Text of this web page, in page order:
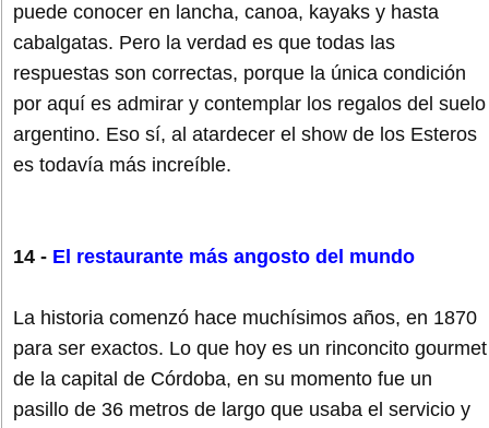
puede conocer en lancha, canoa, kayaks y hasta
cabalgatas. Pero la verdad es que todas las
respuestas son correctas, porque la única condición
por aquí es admirar y contemplar los regalos del suelo
argentino. Eso sí, al atardecer el show de los Esteros
es todavía más increíble.
14 - El restaurante más angosto del mundo
La historia comenzó hace muchísimos años, en 1870
para ser exactos. Lo que hoy es un rinconcito gourmet
de la capital de Córdoba, en su momento fue un
pasillo de 36 metros de largo que usaba el servicio y